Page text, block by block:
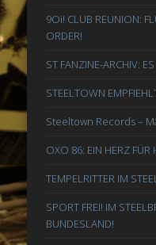
9Oi! CLUB REUNION:
ORDER!
ST FANZINE-ARCHIV:
STEELTOWN
Steeltown Records –
OXO 86: EIN HERZ FÜR
TEMPELRITTER IM
SPORT FREI! IM
BUNDESLAND!